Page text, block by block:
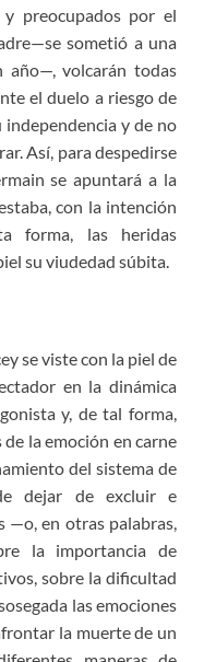
preocupados por el
sometió a una
año—, volcarán todas
el duelo a riesgo de
independencia y de no
Así, para despedirse
se apuntará a la
con la intención
forma, las heridas
su viudedad súbita.
se viste con la piel de
en la dinámica
y, de tal forma,
la emoción en carne
del sistema de
dejar de excluir e
—o, en otras palabras,
la importancia de
sobre la dificultad
las emociones
la muerte de un